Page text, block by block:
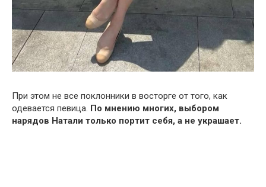
При этом не все поклонники в восторге от того, как
одевается певица. По мнению многих, выбором
нарядов Натали только портит себя, а не украшает.